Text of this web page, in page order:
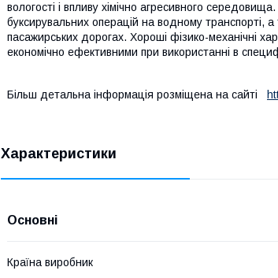
вологості і впливу хімічно агресивного
буксирувальних операцій на водному транспорті,
пасажирських дорогах. Хороші фізико-механічні
економічно ефективними при використанні в
Більш детальна інформація розміщена на сайті
Характеристики
Основні
Країна виробник